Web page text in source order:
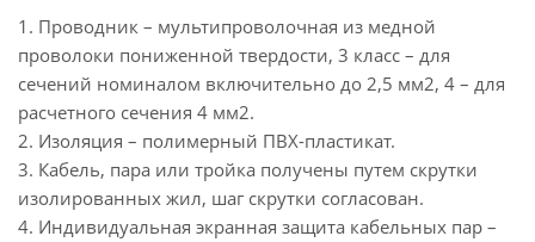
1. Проводник – мультипроволочная из медной
проволоки пониженной твердости, 3 класс – для
сечений номиналом включительно до 2,5 мм2, 4 – для
расчетного сечения 4 мм2.
2. Изоляция – полимерный ПВХ-пластикат.
3. Кабель, пара или тройка получены путем скрутки
изолированных жил, шаг скрутки согласован.
4. Индивидуальная экранная защита кабельных пар –